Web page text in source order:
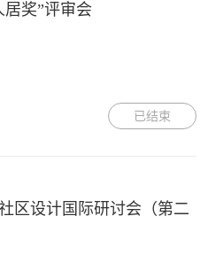
居奖”评审会
已结束
区设计国际研讨会（第二